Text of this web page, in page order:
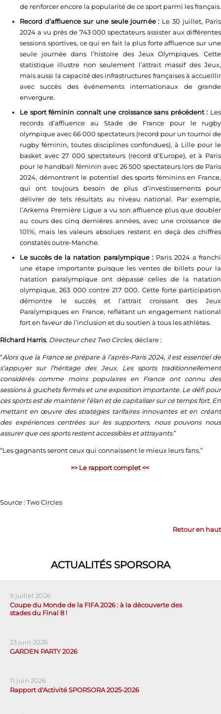
de renforcer encore la popularité de ce sport parmi les français.
Record d’affluence sur une seule journée : Le 30 juillet, Paris
2024 a vu près de 743 000 spectateurs assister aux différentes
sessions sportives, ce qui en fait la plus forte affluence sur une
seule journée dans l’histoire des Jeux Olympiques. Cette
statistique illustre non seulement l’attrait massif des Jeux,
mais aussi la capacité des infrastructures françaises à accueillir
avec succès des événements internationaux de grande
envergure.
Le sport féminin connaît une croissance sans précédent : Les
records d’affluence au Stade de France pour le rugby
olympique avec 66 000 spectateurs (record pour un tournoi de
rugby féminin, toutes disciplines confondues), à Lille pour le
basket avec 27 000 spectateurs (record d’Europe), et à Paris
pour le handball féminin avec 26 500 spectateurs lors de Paris
2024, démontrent le potentiel des sports féminins en France,
qui ont toujours besoin de plus d’investissements pour
délivrer de tels résultats au niveau national. Par exemple,
l’Arkema Première Ligue a vu son affluence plus que doubler
au cours des cinq dernières années, avec une croissance de
101%, mais les valeurs absolues restent en deçà des chiffres
constatés outre-Manche.
Le succès de la natation paralympique :Paris 2024 a franchi
une étape importante puisque les ventes de billets pour la
natation paralympique ont dépassé celles de la natation
olympique, 263 000 contre 217 000. Cette forte participation
démontre le succès et l’attrait croissant des Jeux
Paralympiques en France, reflétant un engagement national
fort en faveur de l’inclusion et du soutien à tous les athlètes.
Richard Harris, Directeur chez Two Circles, déclare :
“Alors que la France se prépare à l’après-Paris 2024, il est essentiel de
s’appuyer sur l’héritage des Jeux. Les sports traditionnellement
considérés comme moins populaires en France ont connu des
sessions à guichets fermés et une exposition importante. Le défi pour
ces sports est de maintenir l’élan et de capitaliser sur ce temps fort. En
mettant en œuvre des stratégies tarifaires innovantes et en créant
des expériences centrées sur les supporters, nous pouvons nous
assurer que ces sports restent accessibles et attrayants.”
“Les gagnants seront ceux qui connaissent le mieux leurs fans.”
>> Le rapport complet <<
Source : Two Circles
Retour en haut
ACTUALITÉS SPORSORA
9 juillet 2026
Coupe du Monde de la FIFA 2026 : à la découverte des
stades du Final 8 !
23 juin 2026
GARDEN PARTY 2026
11 juin 2026
Rapport d'Activité SPORSORA 2025-2026